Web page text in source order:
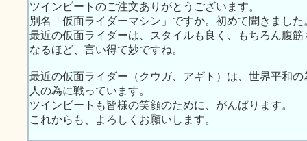
ツインビートのご注文ありがとうございます。
別名「仮面ライダーマシン」ですか。初めて聞きました
最近の仮面ライダーは、スタイルも良く、もちろん腹筋
なるほど、言い得て妙ですね。
最近の仮面ライダー（クウガ、アギト）は、世界平和
人の為に戦っています。
ツインビートも皆様の笑顔のために、がんばります。
これからも、よろしくお願いします。